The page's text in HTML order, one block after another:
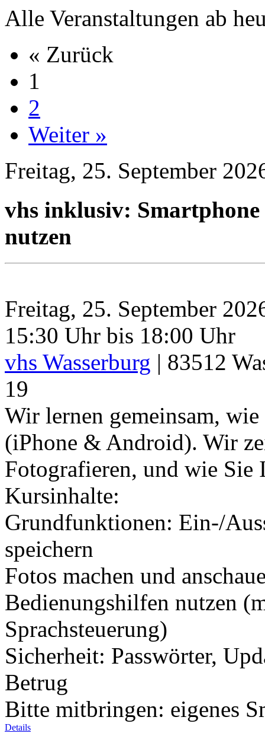
Alle Veranstaltungen ab
« Zurück
1
2
Weiter »
Freitag, 25. September
vhs inklusiv:
nutzen
Freitag, 25. September
15:30 Uhr bis 18:00 Uhr
vhs Wasserburg | 83512
19
Wir lernen gemeinsam,
(iPhone & Android). Wir
Fotografieren, und wie Sie
Kursinhalte:
Grundfunktionen: Ein-/
speichern
Fotos machen und
Bedienungshilfen nutzen
Sprachsteuerung)
Sicherheit: Passwörter,
Betrug
Bitte mitbringen: eigenes
Details